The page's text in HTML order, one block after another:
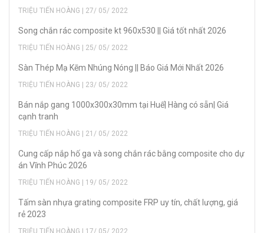
TRIỆU TIẾN HOÀNG | 27/ 05/ 2022
Song chắn rác composite kt 960x530 || Giá tốt nhất 2026
TRIỆU TIẾN HOÀNG | 25/ 05/ 2022
Sàn Thép Mạ Kẽm Nhúng Nóng || Báo Giá Mới Nhất 2026
TRIỆU TIẾN HOÀNG | 23/ 05/ 2022
Bán nắp gang 1000x300x30mm tại Huế| Hàng có sẵn| Giá
cạnh tranh
TRIỆU TIẾN HOÀNG | 21/ 05/ 2022
Cung cấp nắp hố ga và song chắn rác bằng composite cho dự
án Vĩnh Phúc 2026
TRIỆU TIẾN HOÀNG | 19/ 05/ 2022
Tấm sàn nhựa grating composite FRP uy tín, chất lượng, giá
rẻ 2023
TRIỆU TIẾN HOÀNG | 17/ 05/ 2022